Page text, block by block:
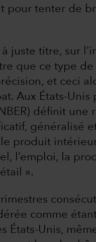
pour tenter de
juste titre, sur
que ce type
et ceci
Aux États-Unis
définit une
généralisé
produit
l’emploi, la
».
comme
États-Unis,